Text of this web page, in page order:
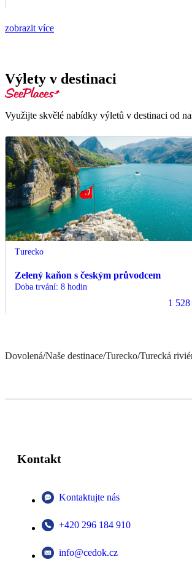
zobrazit více
Výlety v destinaci
Využijte skvělé nabídky výletů v destinaci od
Turecko
Zelený kaňon s českým průvodcem
Doba trvání: 8 hodin
1
Dovolená/Naše destinace/Turecko/Turecká
Kontakt
Kontaktujte nás
+420 296 184 910
info@cedok.cz